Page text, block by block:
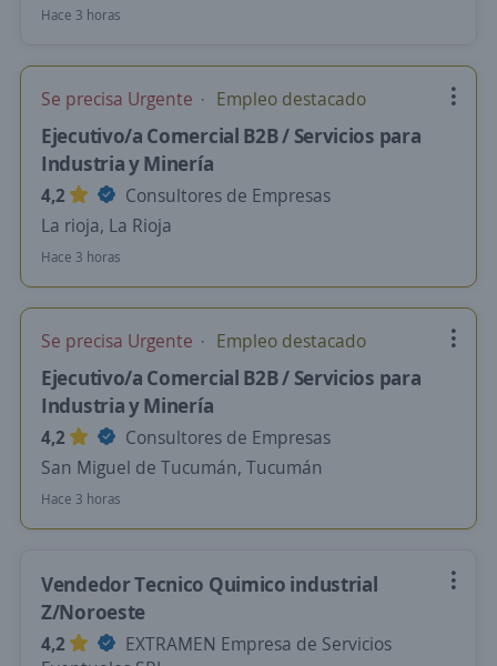
Hace 3 horas
Se precisa Urgente Empleo destacado
Ejecutivo/a Comercial B2B / Servicios para
Industria y Minería
4,2
Consultores de Empresas
La rioja, La Rioja
Hace 3 horas
Se precisa Urgente Empleo destacado
Ejecutivo/a Comercial B2B / Servicios para
Industria y Minería
4,2
Consultores de Empresas
San Miguel de Tucumán, Tucumán
Hace 3 horas
Vendedor Tecnico Quimico industrial
Z/Noroeste
4,2
EXTRAMEN Empresa de Servicios